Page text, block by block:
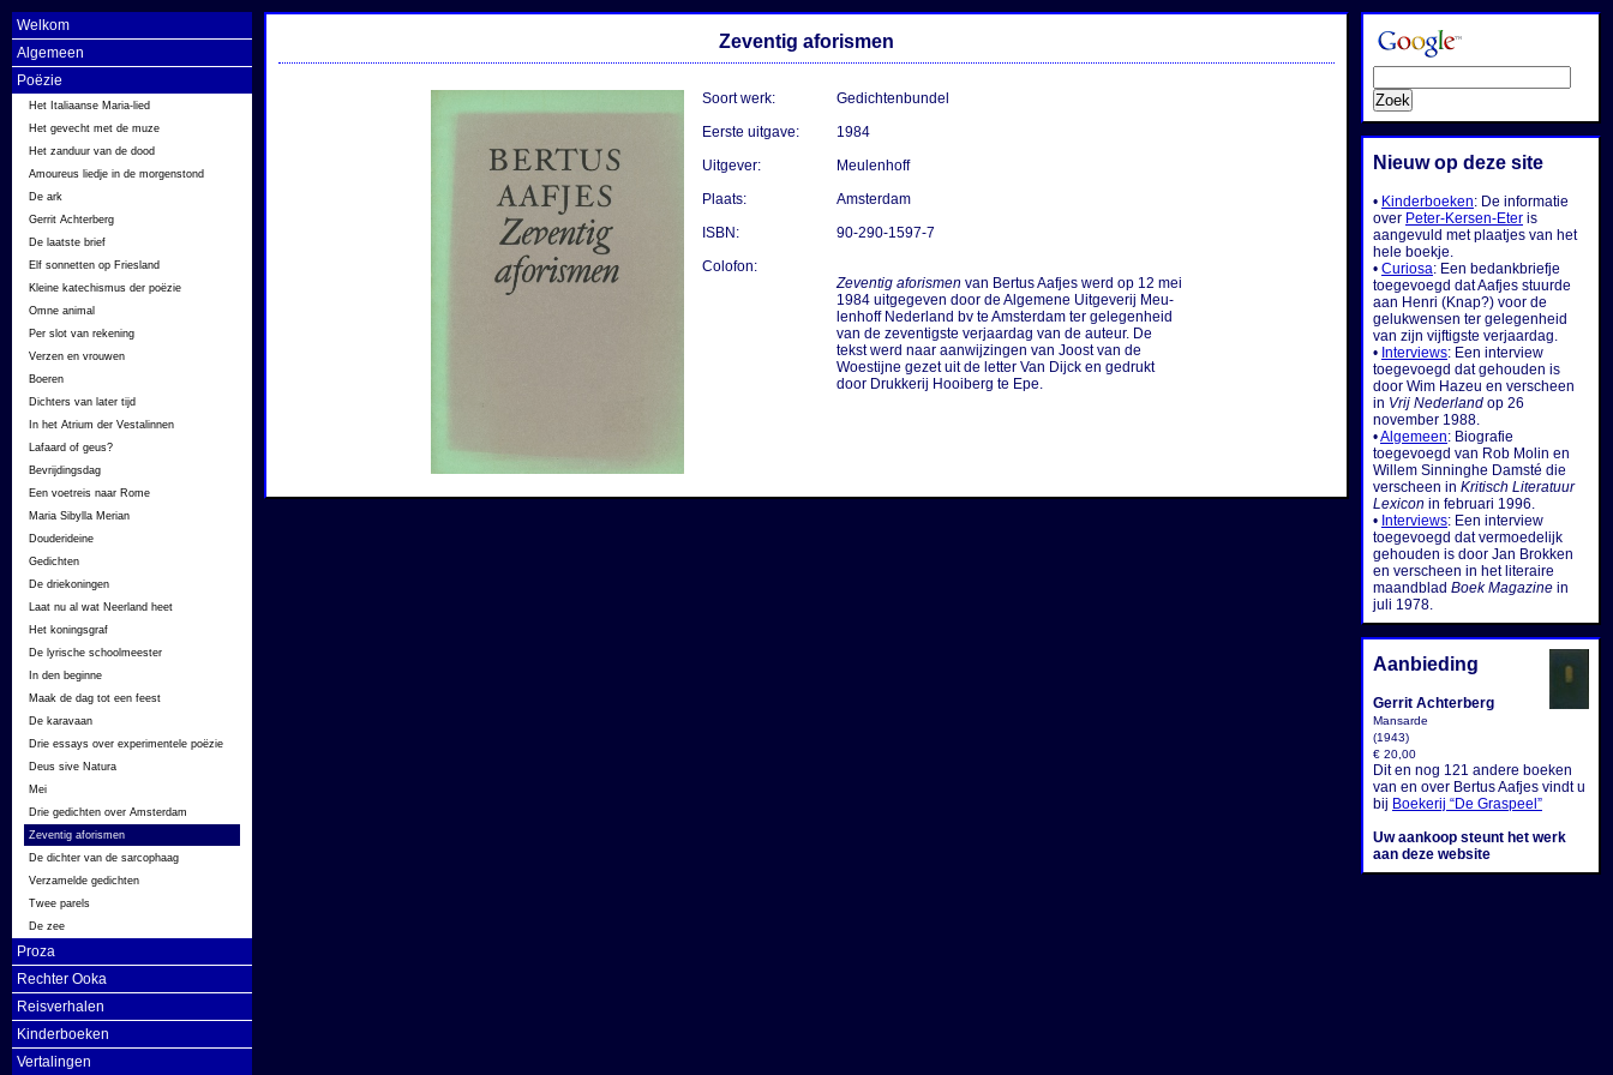
Welkom
Algemeen
Poëzie
Het Italiaanse Maria-lied
Het gevecht met de muze
Het zanduur van de dood
Amoureus liedje in de morgenstond
De ark
Gerrit Achterberg
De laatste brief
Elf sonnetten op Friesland
Kleine katechismus der poëzie
Omne animal
Per slot van rekening
Verzen en vrouwen
Boeren
Dichters van later tijd
In het Atrium der Vestalinnen
Lafaard of geus?
Bevrijdingsdag
Een voetreis naar Rome
Maria Sibylla Merian
Douderideine
Gedichten
De driekoningen
Laat nu al wat Neerland heet
Het koningsgraf
De lyrische schoolmeester
In den beginne
Maak de dag tot een feest
De karavaan
Drie essays over experimentele poëzie
Deus sive Natura
Mei
Drie gedichten over Amsterdam
Zeventig aforismen
De dichter van de sarcophaag
Verzamelde gedichten
Twee parels
De zee
Proza
Rechter Ooka
Reisverhalen
Kinderboeken
Vertalingen
Nieuw op deze site
• Kinderboeken: De informatie
over Peter-Kersen-Eter is
aangevuld met plaatjes van het
hele boekje.
• Curiosa: Een bedankbriefje
toegevoegd dat Aafjes stuurde
aan Henri (Knap?) voor de
gelukwensen ter gelegenheid
van zijn vijftigste verjaardag.
• Interviews: Een interview
toegevoegd dat gehouden is
door Wim Hazeu en verscheen
in Vrij Nederland op 26
november 1988.
•Algemeen: Biografie
toegevoegd van Rob Molin en
Willem Sinninghe Damsté die
verscheen in Kritisch Literatuur
Lexicon in februari 1996.
• Interviews: Een interview
toegevoegd dat vermoedelijk
gehouden is door Jan Brokken
en verscheen in het literaire
maandblad Boek Magazine in
juli 1978.
Aanbieding
Gerrit Achterberg
Mansarde
(1943)
€ 20,00
Dit en nog 121 andere boeken
van en over Bertus Aafjes vindt u
bij Boekerij “De Graspeel”
Uw aankoop steunt het werk
aan deze website
Zeventig aforismen
Soort werk:
Gedichtenbundel
Eerste uitgave:
1984
Uitgever:
Meulenhoff
Plaats:
Amsterdam
ISBN:
90-290-1597-7
Colofon:
Zeventig aforismen van Bertus Aafjes werd op 12 mei
1984 uitgegeven door de Algemene Uitgeverij Meu-
lenhoff Nederland bv te Amsterdam ter gelegenheid
van de zeventigste verjaardag van de auteur. De
tekst werd naar aanwijzingen van Joost van de
Woestijne gezet uit de letter Van Dijck en gedrukt
door Drukkerij Hooiberg te Epe.